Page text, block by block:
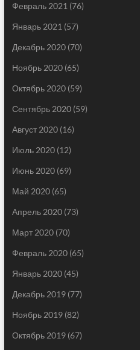
Февраль 2021 (76)
Январь 2021 (57)
Декабрь 2020(70)
Ноябрь 2020(65)
Октябрь 2020(59)
Сентябрь 2020(59)
Август 2020(16)
Июль 2020(12)
Июнь 2020(69)
Май 2020(65)
Апрель 2020(73)
Март 2020(70)
Февраль 2020(65)
Январь 2020(45)
Декабрь 2019(77)
Ноябрь 2019(82)
Октябрь 2019(67)